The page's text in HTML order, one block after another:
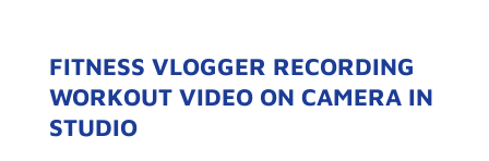
FITNESS VLOGGER RECORDING
WORKOUT VIDEO ON CAMERA IN
STUDIO